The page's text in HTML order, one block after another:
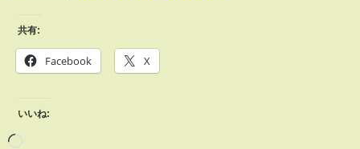
共有:
Facebook X
いいね: